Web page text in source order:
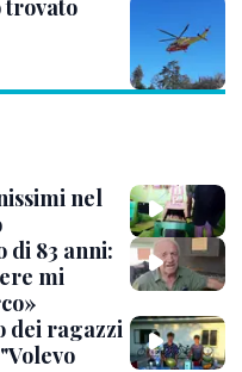
trovato
nel
83 anni:
mi
dei ragazzi